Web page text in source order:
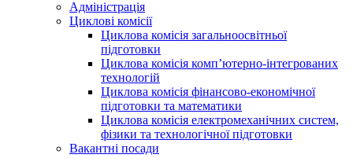
Адміністрація
Циклові комісії
Циклова комісія загальноосвітньої
підготовки
Циклова комісія комп’ютерно-інтегрованих
технологій
Циклова комісія фінансово-економічної
підготовки та математики
Циклова комісія електромеханічних систем,
фізики та технологічної підготовки
Вакантні посади